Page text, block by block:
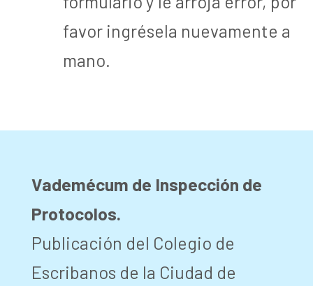
favor ingrésela nuevamente a
mano.
Vademécum de Inspección de
Protocolos.
Publicación del Colegio de
Escribanos de la Ciudad de